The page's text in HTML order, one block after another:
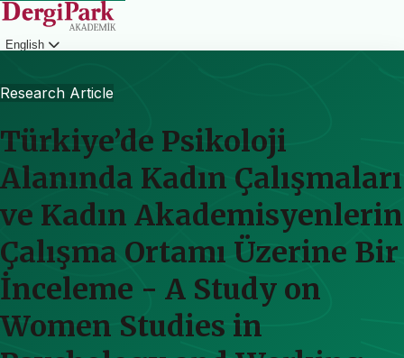
English
Research Article
Türkiye’de Psikoloji
Alanında Kadın Çalışmaları
ve Kadın Akademisyenlerin
Çalışma Ortamı Üzerine Bir
İnceleme - A Study on
Women Studies in